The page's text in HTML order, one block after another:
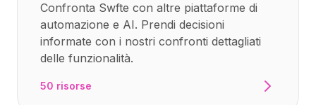
AI Tools
AI Adoption Stats
AI Cost Calculator
AI ROI Calculator
AI Pricing Trends
Sicurezza
Confronta Swfte con altre piattaforme di
automazione e AI. Prendi decisioni
informate con i nostri confronti dettagliati
delle funzionalità.
50 risorse